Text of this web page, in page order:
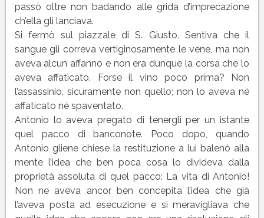
passò oltre non badando alle grida d’imprecazione
ch’ella gli lanciava.
Si fermò sul piazzale di S. Giusto. Sentiva che il
sangue gli correva vertiginosamente le vene, ma non
aveva alcun affanno e non era dunque la corsa che lo
aveva affaticato. Forse il vino poco prima? Non
l’assassinio, sicuramente non quello; non lo aveva né
affaticato né spaventato.
Antonio lo aveva pregato di tenergli per un istante
quel pacco di banconote. Poco dopo, quando
Antonio gliene chiese la restituzione a lui balenò alla
mente l’idea che ben poca cosa lo divideva dalla
proprietà assoluta di quel pacco: La vita di Antonio!
Non ne aveva ancor ben concepita l’idea che già
l’aveva posta ad esecuzione e si meravigliava che